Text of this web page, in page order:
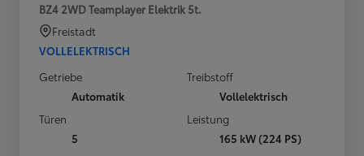
BZ4 2WD Teamplayer Elektrik 5t.
Freistadt
VOLLELEKTRISCH
Getriebe
Automatik
Treibstoff
Vollelektrisch
Türen
5
Leistung
165 kW (224 PS)